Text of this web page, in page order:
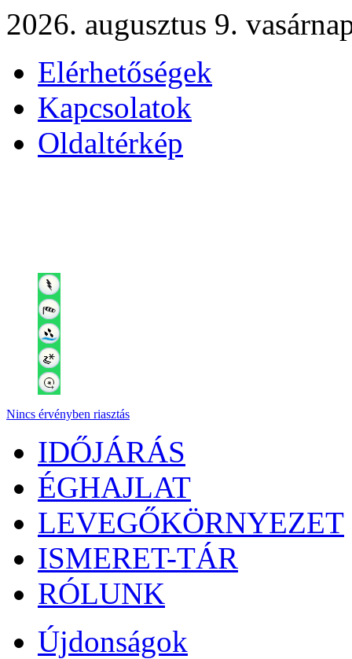
2026. augusztus 9.
Elérhetőségek
Kapcsolatok
Oldaltérkép
Nincs érvényben riasztás
IDŐJÁRÁS
ÉGHAJLAT
LEVEGŐKÖRNYEZET
ISMERET-TÁR
RÓLUNK
Újdonságok